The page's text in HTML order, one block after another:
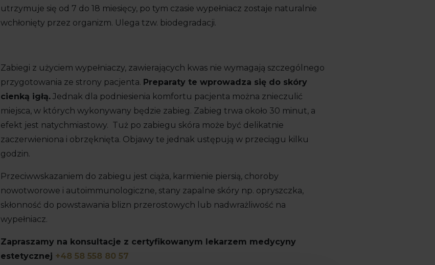
utrzymuje się od 7 do 18 miesięcy, po tym czasie wypełniacz zostaje naturalnie
wchłonięty przez organizm. Ulega tzw. biodegradacji.
Zabiegi z użyciem wypełniaczy, zawierających kwas nie wymagają szczególnego
przygotowania ze strony pacjenta. Preparaty te wprowadza się do skóry
cienką igłą. Jednak dla podniesienia komfortu pacjenta można znieczulić
miejsca, w których wykonywany będzie zabieg. Zabieg trwa około 30 minut, a
efekt jest natychmiastowy. Tuż po zabiegu skóra może być delikatnie
zaczerwieniona i obrzęknięta. Objawy te jednak ustępują w przeciągu kilku
godzin.
Przeciwwskazaniem do zabiegu jest ciąża, karmienie piersią, choroby
nowotworowe i autoimmunologiczne, stany zapalne skóry np. opryszczka,
skłonność do powstawania blizn przerostowych lub nadwrażliwość na
wypełniacz.
Zapraszamy na konsultacje z certyfikowanym lekarzem medycyny
estetycznej +48 58 558 80 57